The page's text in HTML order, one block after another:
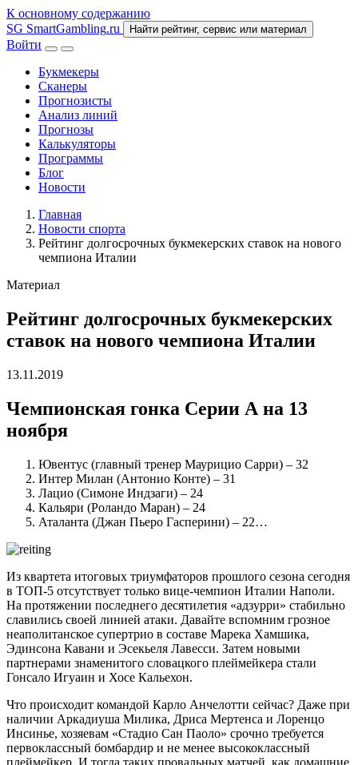
К основному содержанию
SG SmartGambling.ru Найти рейтинг, сервис или материал
Войти
Букмекеры
Сканеры
Прогнозисты
Анализ линий
Прогнозы
Калькуляторы
Программы
Блог
Новости
Главная
Новости спорта
Рейтинг долгосрочных букмекерских ставок на нового
чемпиона Италии
Материал
Рейтинг долгосрочных букмекерских
ставок на нового чемпиона Италии
13.11.2019
Чемпионская гонка Серии А на 13
ноября
Ювентус (главный тренер Маурицио Сарри) – 32
Интер Милан (Антонио Конте) – 31
Лацио (Симоне Индзаги) – 24
Кальяри (Роландо Маран) – 24
Аталанта (Джан Пьеро Гасперини) – 22…
Из квартета итоговых триумфаторов прошлого сезона сегодня
в ТОП-5 отсутствует только вице-чемпион Италии Наполи.
На протяжении последнего десятилетия «адзурри» стабильно
славились своей линией атаки. Давайте вспомним грозное
неаполитанское супертрио в составе Марека Хамшика,
Эдинсона Кавани и Эсекьеля Лавесси. Затем новыми
партнерами знаменитого словацкого плеймейкера стали
Гонсало Игуаин и Хосе Кальехон.
Что происходит командой Карло Анчелотти сейчас? Даже при
наличии Аркадиуша Милика, Дриса Мертенса и Лоренцо
Инсинье, хозяевам «Стадио Сан Паоло» срочно требуется
первоклассный бомбардир и не менее высококлассный
плеймейкер. И тогда таких провальных матчей, как домашние